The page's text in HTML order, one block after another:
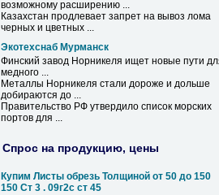
возможному расширению ...
Казахстан продлевает запрет на вывоз лома
черных и цветных ...
Экотехснаб Мурманск
Финский завод Норникеля ищет новые пути
медного ...
Металлы Норникеля стали дороже и дольше
добираются до ...
Правительство РФ утвердило список морских
портов для ...
Спрос на продукцию, цены
Купим Листы обрезь Толщиной от 50 до 150
150 Ст 3 . 09г2с ст 45